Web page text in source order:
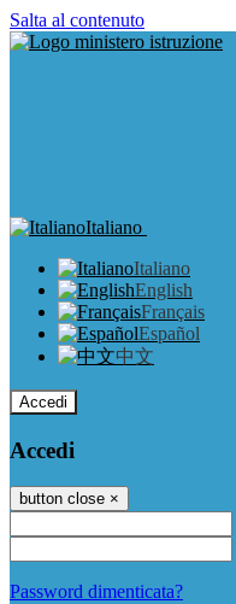
Salta al contenuto
Italiano
Italiano
English
Français
Español
中文
Accedi
Accedi
button close ×
Password dimenticata?